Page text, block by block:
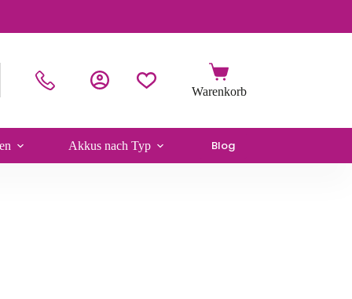
Akkus nach Typ Blog